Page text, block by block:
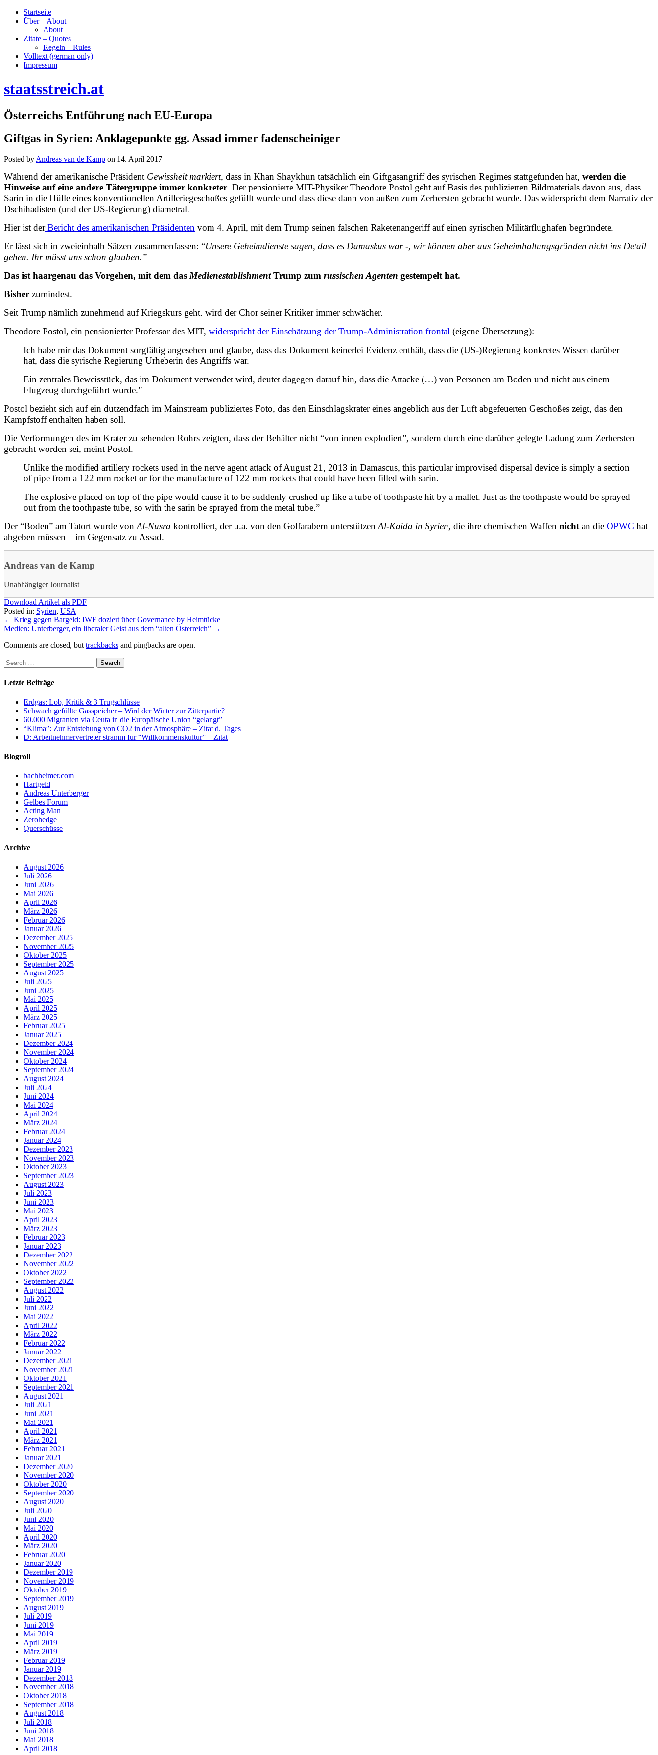
Startseite
Über – About
About
Zitate – Quotes
Regeln – Rules
Volltext (german only)
Impressum
staatsstreich.at
Österreichs Entführung nach EU-Europa
Giftgas in Syrien: Anklagepunkte gg. Assad immer fadenscheiniger
Posted by Andreas van de Kamp on 14. April 2017
Während der amerikanische Präsident Gewissheit markiert, dass in Khan Shaykhun tatsächlich ein Giftgasangriff des syrischen Regimes stattgefunden hat, werden die
Hinweise auf eine andere Tätergruppe immer konkreter. Der pensionierte MIT-Physiker Theodore Postol geht auf Basis des publizierten Bildmaterials davon aus, dass
Sarin in die Hülle eines konventionellen Artilleriegeschoßes gefüllt wurde und dass diese dann von außen zum Zerbersten gebracht wurde. Das widerspricht dem Narrativ der
Dschihadisten (und der US-Regierung) diametral.
Hier ist derBericht des amerikanischen Präsidenten vom 4. April, mit dem Trump seinen falschen Raketenangeriff auf einen syrischen Militärflughafen begründete.
Er lässt sich in zweieinhalb Sätzen zusammenfassen: “Unsere Geheimdienste sagen, dass es Damaskus war -, wir können aber aus Geheimhaltungsgründen nicht ins Detail
gehen. Ihr müsst uns schon glauben.”
Das ist haargenau das Vorgehen, mit dem das MedienestablishmentTrump zum russischen Agenten gestempelt hat.
Bisher zumindest.
Seit Trump nämlich zunehmend auf Kriegskurs geht. wird der Chor seiner Kritiker immer schwächer.
Theodore Postol, ein pensionierter Professor des MIT, widerspricht der Einschätzung der Trump-Administration frontal (eigene Übersetzung):
Ich habe mir das Dokument sorgfältig angesehen und glaube, dass das Dokument keinerlei Evidenz enthält, dass die (US-)Regierung konkretes Wissen darüber
hat, dass die syrische Regierung Urheberin des Angriffs war.
Ein zentrales Beweisstück, das im Dokument verwendet wird, deutet dagegen darauf hin, dass die Attacke (…) von Personen am Boden und nicht aus einem
Flugzeug durchgeführt wurde.”
Postol bezieht sich auf ein dutzendfach im Mainstream publiziertes Foto, das den Einschlagskrater eines angeblich aus der Luft abgefeuerten Geschoßes zeigt, das den
Kampfstoff enthalten haben soll.
Die Verformungen des im Krater zu sehenden Rohrs zeigten, dass der Behälter nicht “von innen explodiert”, sondern durch eine darüber gelegte Ladung zum Zerbersten
gebracht worden sei, meint Postol.
Unlike the modified artillery rockets used in the nerve agent attack of August 21, 2013 in Damascus, this particular improvised dispersal device is simply a section
of pipe from a 122 mm rocket or for the manufacture of 122 mm rockets that could have been filled with sarin.
The explosive placed on top of the pipe would cause it to be suddenly crushed up like a tube of toothpaste hit by a mallet. Just as the toothpaste would be sprayed
out from the toothpaste tube, so with the sarin be sprayed from the metal tube.”
Der “Boden” am Tatort wurde von Al-Nusra kontrolliert, der u.a. von den Golfarabern unterstützen Al-Kaida in Syrien, die ihre chemischen Waffen nicht an die OPWC hat
abgeben müssen – im Gegensatz zu Assad.
Andreas van de Kamp
Unabhängiger Journalist
Download Artikel als PDF
Posted in: Syrien, USA
← Krieg gegen Bargeld: IWF doziert über Governance by Heimtücke
Medien: Unterberger, ein liberaler Geist aus dem “alten Österreich” →
Comments are closed, but trackbacks and pingbacks are open.
Letzte Beiträge
Erdgas: Lob, Kritik & 3 Trugschlüsse
Schwach gefüllte Gasspeicher – Wird der Winter zur Zitterpartie?
60.000 Migranten via Ceuta in die Europäische Union “gelangt”
“Klima”: Zur Entstehung von CO2 in der Atmosphäre – Zitat d. Tages
D: Arbeitnehmervertreter stramm für “Willkommenskultur” – Zitat
Blogroll
bachheimer.com
Hartgeld
Andreas Unterberger
Gelbes Forum
Acting Man
Zerohedge
Querschüsse
Archive
August 2026
Juli 2026
Juni 2026
Mai 2026
April 2026
März 2026
Februar 2026
Januar 2026
Dezember 2025
November 2025
Oktober 2025
September 2025
August 2025
Juli 2025
Juni 2025
Mai 2025
April 2025
März 2025
Februar 2025
Januar 2025
Dezember 2024
November 2024
Oktober 2024
September 2024
August 2024
Juli 2024
Juni 2024
Mai 2024
April 2024
März 2024
Februar 2024
Januar 2024
Dezember 2023
November 2023
Oktober 2023
September 2023
August 2023
Juli 2023
Juni 2023
Mai 2023
April 2023
März 2023
Februar 2023
Januar 2023
Dezember 2022
November 2022
Oktober 2022
September 2022
August 2022
Juli 2022
Juni 2022
Mai 2022
April 2022
März 2022
Februar 2022
Januar 2022
Dezember 2021
November 2021
Oktober 2021
September 2021
August 2021
Juli 2021
Juni 2021
Mai 2021
April 2021
März 2021
Februar 2021
Januar 2021
Dezember 2020
November 2020
Oktober 2020
September 2020
August 2020
Juli 2020
Juni 2020
Mai 2020
April 2020
März 2020
Februar 2020
Januar 2020
Dezember 2019
November 2019
Oktober 2019
September 2019
August 2019
Juli 2019
Juni 2019
Mai 2019
April 2019
März 2019
Februar 2019
Januar 2019
Dezember 2018
November 2018
Oktober 2018
September 2018
August 2018
Juli 2018
Juni 2018
Mai 2018
April 2018